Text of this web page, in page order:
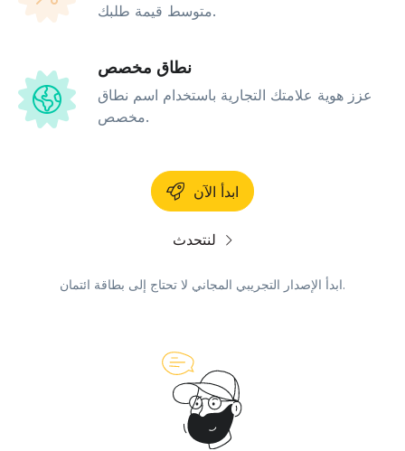
متوسط قيمة طلبك.
نطاق مخصص
عزز هوية علامتك التجارية باستخدام اسم نطاق
مخصص.
ابدأ الآن
ابدأ الإصدار التجريبي المجاني لا تحتاج إلى بطاقة ائتمان.